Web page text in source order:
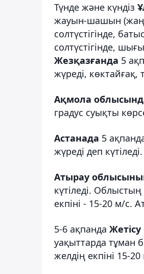
Түнде және күндіз
жауын-шашын
солтүстігінде,
солтүстігінде,
Жезқазғанда 5
жүреді, көктайғақ,
Ақмола
градус суықты
Астанада 5
жүреді деп
Атырау
күтіледі.
екпіні - 15-20 м/с.
5-6 ақпанда
уақыттарда тұман
желдің екпіні 15-